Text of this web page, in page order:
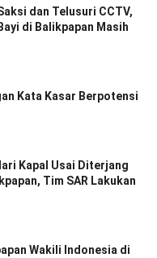
dan Telusuri CCTV,
di Balikpapan Masih
Kata Kasar Berpotensi
Kapal Usai Diterjang
Tim SAR Lakukan
Wakili Indonesia di